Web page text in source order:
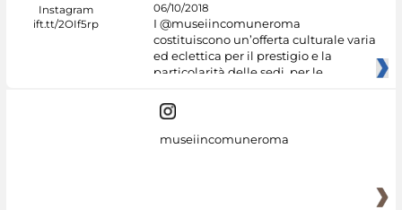
06/10/2018
I @museiincomuneroma
costituiscono un’offerta culturale varia
ed eclettica per il prestigio e la
particolarità delle sedi, per le
museiincomuneroma